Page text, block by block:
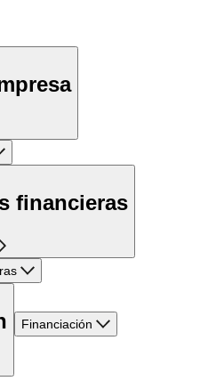
financieras
Financiación